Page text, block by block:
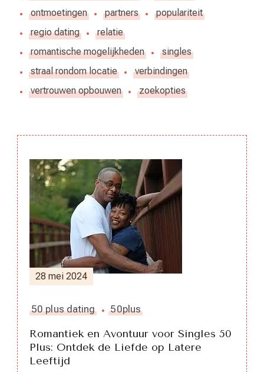
ontmoetingen
partners
populariteit
regio dating
relatie
romantische mogelijkheden
singles
straal rondom locatie
verbindingen
vertrouwen opbouwen
zoekopties
Berichtnavigatie
28 mei 2024
50 plus dating 50plus
Romantiek en Avontuur voor Singles 50
Plus: Ontdek de Liefde op Latere
Leeftijd